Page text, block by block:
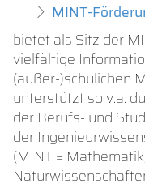
MINT-
bietet als Sitz der
vielfältige
(außer-)schulichen
unterstützt so v.a.
der Berufs- und
der
(MINT =